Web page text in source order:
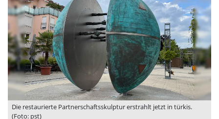
Die restaurierte Partnerschaftsskulptur erstrahlt jetzt in türkis.
(Foto: pst)